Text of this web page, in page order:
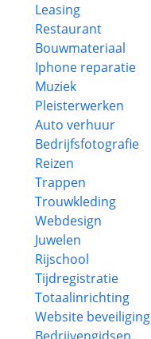
Leasing
Restaurant
Bouwmateriaal
Iphone reparatie
Muziek
Pleisterwerken
Auto verhuur
Bedrijfsfotografie
Reizen
Trappen
Trouwkleding
Webdesign
Juwelen
Rijschool
Tijdregistratie
Totaalinrichting
Website beveiliging